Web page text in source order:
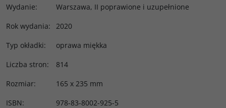
Wydanie:
Warszawa, II poprawione i uzupełnione
Rok wydania:
2020
Typ okładki:
oprawa miękka
Liczba stron:
814
Rozmiar:
165 x 235 mm
ISBN: 978-83-8002-925-5